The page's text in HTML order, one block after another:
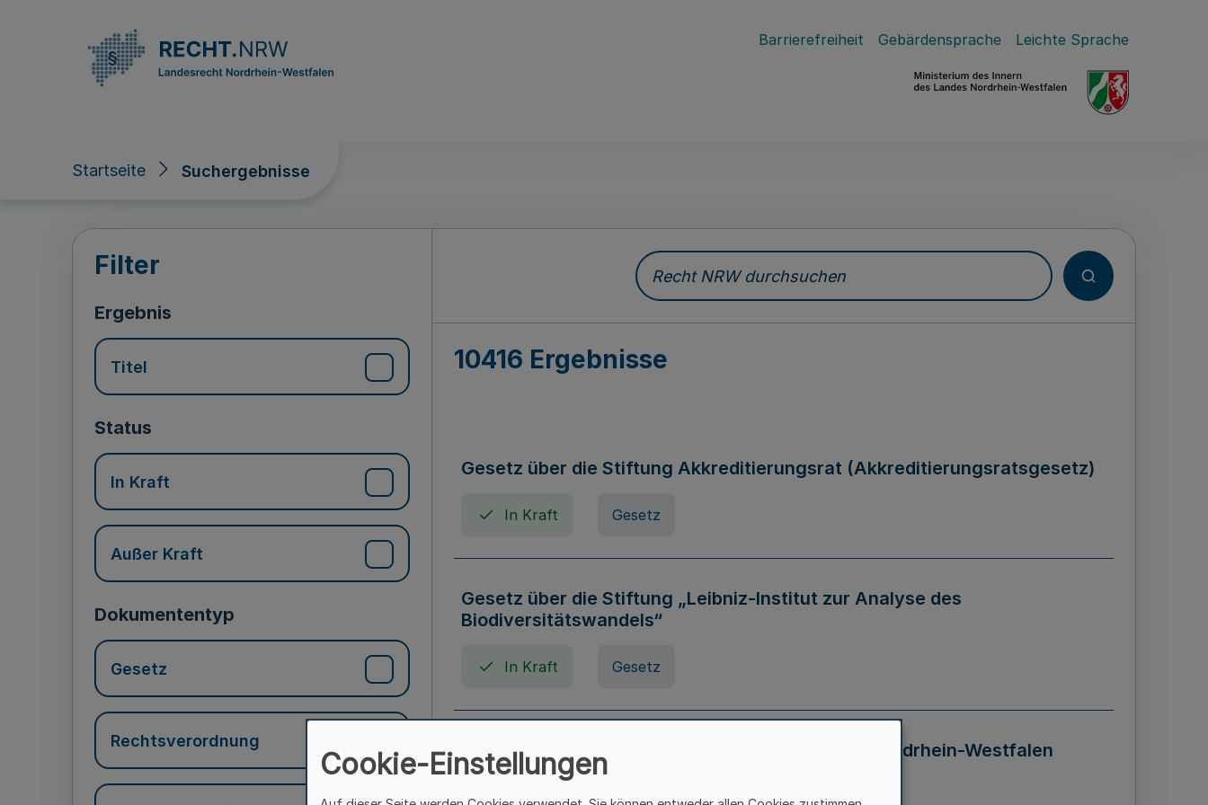
Barrierefreiheit Gebärdensprache Leichte Sprache
Startseite Suchergebnisse
Suchergebnisse
Filter
Ergebnis
Titel
Status
In Kraft
Außer Kraft
Dokumententyp
Gesetz
Rechtsverordnung
Recht NRW durchsuchen
10416 Ergebnisse
Gesetz über die Stiftung Akkreditierungsrat (Akkreditierungsratsgesetz)
In Kraft Gesetz
Gesetz über die Stiftung „Leibniz-Institut zur Analyse des
Biodiversitätswandels“
In Kraft Gesetz
Gesetz über die Kunsthochschulen des Landes Nordrhein-Westfalen
(Kunsthochschulgesetz - KunstHG)
Cookie-Einstellungen